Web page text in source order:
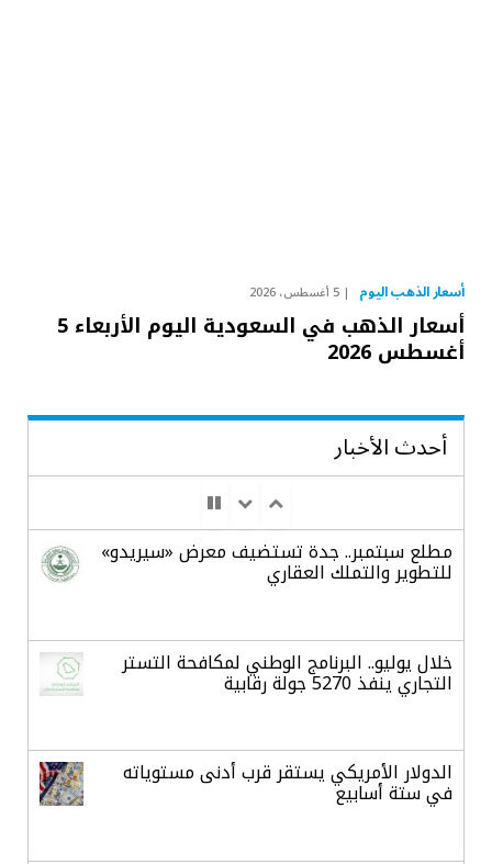
أسعار الذهب اليوم 5 أغسطس، 2026
أسعار الذهب في السعودية اليوم الأربعاء 5
أغسطس 2026
أحدث الأخبار
مطلع سبتمبر.. جدة تستضيف معرض «سيريدو»
للتطوير والتملك العقاري
خلال يوليو.. البرنامج الوطني لمكافحة التستر
التجاري ينفذ 5270 جولة رقابية
الدولار الأمريكي يستقر قرب أدنى مستوياته
في ستة أسابيع